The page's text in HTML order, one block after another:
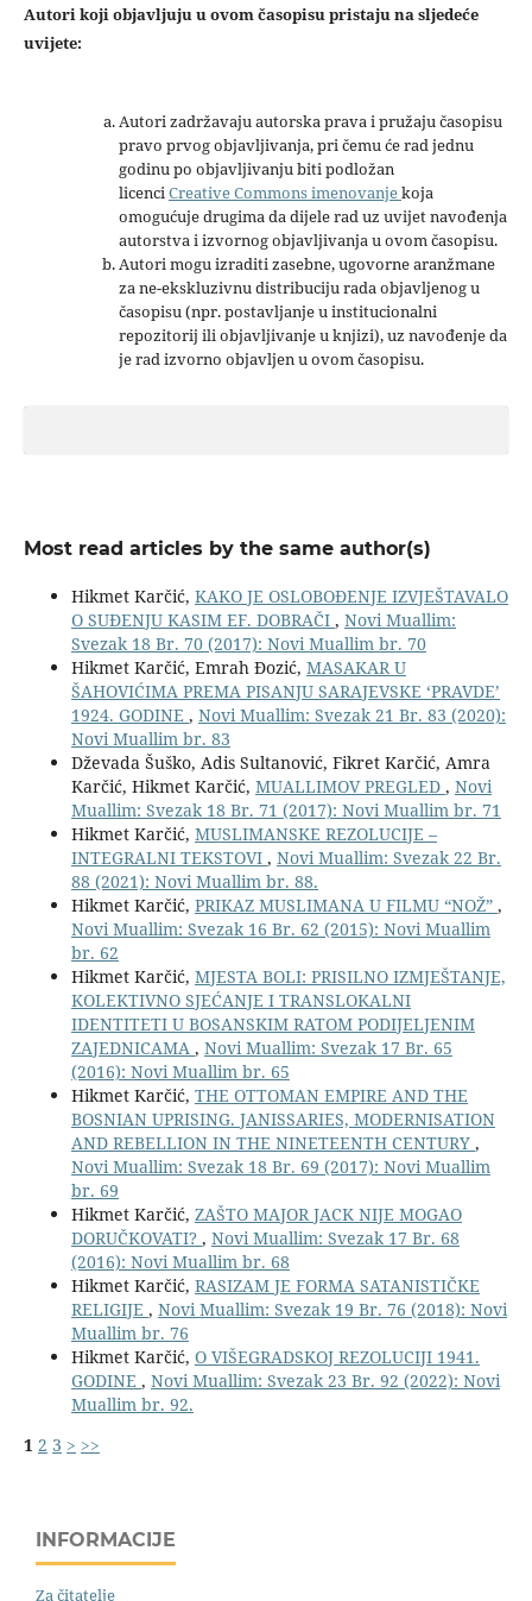
Autori koji objavljuju u ovom časopisu pristaju na sljedeće
uvijete:
Autori zadržavaju autorska prava i pružaju časopisu
pravo prvog objavljivanja, pri čemu će rad jednu
godinu po objavljivanju biti podložan
licenciCreative Commons imenovanjekoja
omogućuje drugima da dijele rad uz uvijet navođenja
autorstva i izvornog objavljivanja u ovom časopisu.
Autori mogu izraditi zasebne, ugovorne aranžmane
za ne-ekskluzivnu distribuciju rada objavljenog u
časopisu (npr. postavljanje u institucionalni
repozitorij ili objavljivanje u knjizi), uz navođenje da
je rad izvorno objavljen u ovom časopisu.
Most read articles by the same author(s)
Hikmet Karčić, KAKO JE OSLOBOĐENJE IZVJEŠTAVALO
O SUĐENJU KASIM EF. DOBRAČI , Novi Muallim:
Svezak 18 Br. 70 (2017): Novi Muallim br. 70
Hikmet Karčić, Emrah Đozić, MASAKAR U
ŠAHOVIĆIMA PREMA PISANJU SARAJEVSKE ‘PRAVDE’
1924. GODINE , Novi Muallim: Svezak 21 Br. 83 (2020):
Novi Muallim br. 83
Dževada Šuško, Adis Sultanović, Fikret Karčić, Amra
Karčić, Hikmet Karčić, MUALLIMOV PREGLED , Novi
Muallim: Svezak 18 Br. 71 (2017): Novi Muallim br. 71
Hikmet Karčić, MUSLIMANSKE REZOLUCIJE –
INTEGRALNI TEKSTOVI , Novi Muallim: Svezak 22 Br.
88 (2021): Novi Muallim br. 88.
Hikmet Karčić, PRIKAZ MUSLIMANA U FILMU “NOŽ” ,
Novi Muallim: Svezak 16 Br. 62 (2015): Novi Muallim
br. 62
Hikmet Karčić, MJESTA BOLI: PRISILNO IZMJEŠTANJE,
KOLEKTIVNO SJEĆANJE I TRANSLOKALNI
IDENTITETI U BOSANSKIM RATOM PODIJELJENIM
ZAJEDNICAMA , Novi Muallim: Svezak 17 Br. 65
(2016): Novi Muallim br. 65
Hikmet Karčić, THE OTTOMAN EMPIRE AND THE
BOSNIAN UPRISING. JANISSARIES, MODERNISATION
AND REBELLION IN THE NINETEENTH CENTURY ,
Novi Muallim: Svezak 18 Br. 69 (2017): Novi Muallim
br. 69
Hikmet Karčić, ZAŠTO MAJOR JACK NIJE MOGAO
DORUČKOVATI? , Novi Muallim: Svezak 17 Br. 68
(2016): Novi Muallim br. 68
Hikmet Karčić, RASIZAM JE FORMA SATANISTIČKE
RELIGIJE , Novi Muallim: Svezak 19 Br. 76 (2018): Novi
Muallim br. 76
Hikmet Karčić, O VIŠEGRADSKOJ REZOLUCIJI 1941.
GODINE , Novi Muallim: Svezak 23 Br. 92 (2022): Novi
Muallim br. 92.
1 2 3 > >>
INFORMACIJE
Za čitatelje